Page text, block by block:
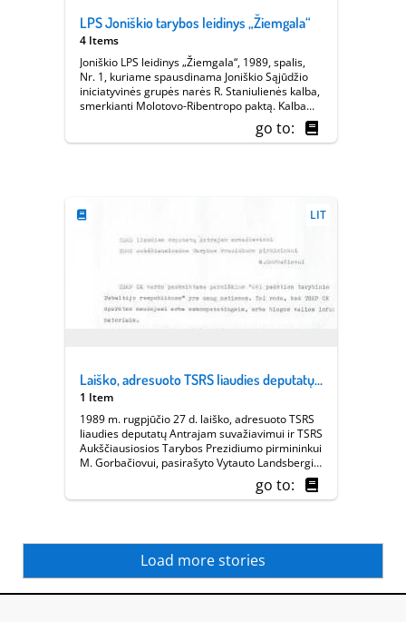
LPS Joniškio tarybos leidinys „Žiemgala“
4 Items
Joniškio LPS leidinys „Žiemgala“, 1989, spalis,
Nr. 1, kuriame spausdinama Joniškio Sąjūdžio
iniciatyvinės grupės narės R. Staniulienės kalba,
smerkianti Molotovo-Ribentropo paktą. Kalba
pasakyta mitingo, vykusio aikštėje priešais
vykdomojo komiteto pastatą, metu. ||go to:
LIT
Laiško, adresuoto TSRS liaudies deputatų Antrajam suvažiavimui ir M. Gorbačiovui, kopija
1 Item
1989 m. rugpjūčio 27 d. laiško, adresuoto TSRS
liaudies deputatų Antrajam suvažiavimui ir TSRS
Aukščiausiosios Tarybos Prezidiumo pirmininkui
M. Gorbačiovui, pasirašyto Vytauto Landsbergio,
Justino Marcinkevičiaus, Romualdo Ozolo,
Kazimiero Motiekos, Mečio Laurinkaus, Juliaus
protestuojama prieš TSKP CK vardu po Baltijos
kelio paskelbto pranešimo „Dėl padėties
tarybinio Pabaltijo respublikose“. || Europeana
go to:
Load more stories